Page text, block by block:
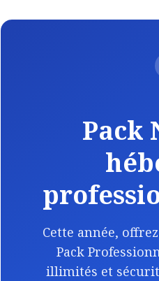
Pack
Cette année,
Pack
illimités et